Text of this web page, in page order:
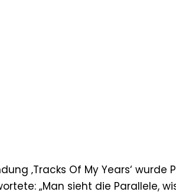
‚Tracks Of My Years‘ wurde
„Man sieht die Parallele,